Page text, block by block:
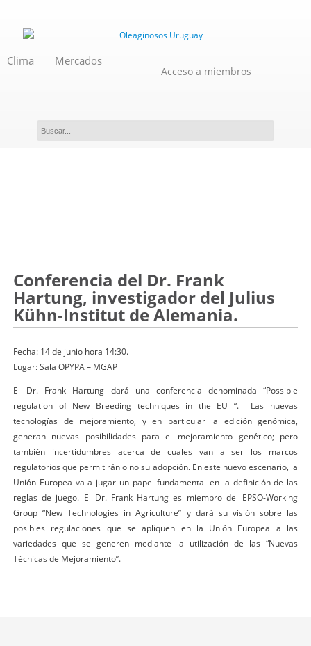
Clima Mercados
Acceso a miembros
Conferencia del Dr. Frank
Hartung, investigador del Julius
Kühn-Institut de Alemania.
Fecha: 14 de junio hora 14:30.
Lugar: Sala OPYPA – MGAP
El Dr. Frank Hartung dará una conferencia denominada “Possible
regulation of New Breeding techniques in the EU “. Las nuevas
tecnologías de mejoramiento, y en particular la edición genómica,
generan nuevas posibilidades para el mejoramiento genético; pero
también incertidumbres acerca de cuales van a ser los marcos
regulatorios que permitirán o no su adopción. En este nuevo escenario, la
Unión Europea va a jugar un papel fundamental en la definición de las
reglas de juego. El Dr. Frank Hartung es miembro del EPSO-Working
Group “New Technologies in Agriculture” y dará su visión sobre las
posibles regulaciones que se apliquen en la Unión Europea a las
variedades que se generen mediante la utilización de las “Nuevas
Técnicas de Mejoramiento”.